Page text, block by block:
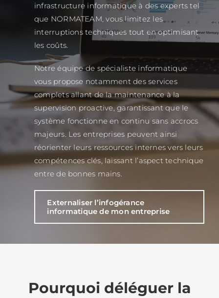
infrastructure informatique à des experts tel
que NORMATEAM, vous limitez les
interruptions techniques tout en optimisant
les coûts.
Notre équipe de spécialiste informatique
vous propose notamment des services
complets allant de la maintenance à la
supervision proactive, garantissant que le
système fonctionne en continu sans accrocs
majeurs. Les entreprises peuvent ainsi
réorienter leurs ressources internes vers leurs
compétences clés, laissant l’aspect technique
entre de bonnes mains.
Externaliser l’infogérance
informatique de mon entreprise
Pourquoi déléguer la